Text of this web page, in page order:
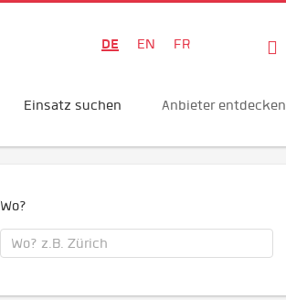
DE EN FR
Einsatz suchen Anbieter entdecken
Wo?